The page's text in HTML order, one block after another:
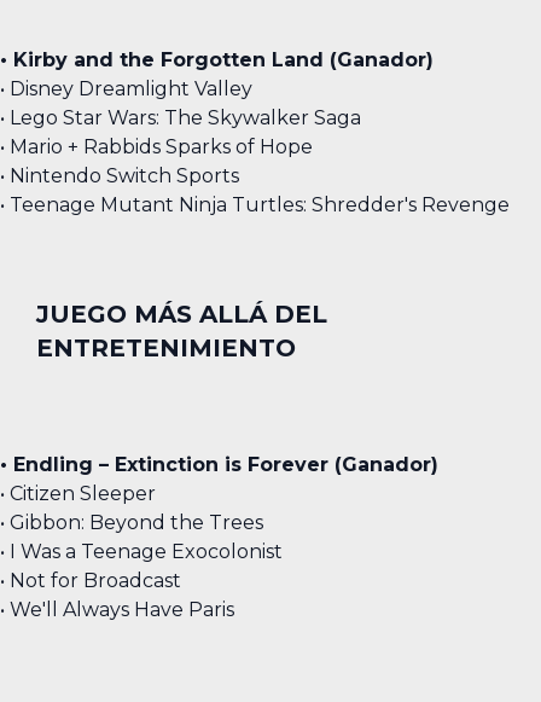
• Kirby and the Forgotten Land (Ganador)
• Disney Dreamlight Valley
• Lego Star Wars: The Skywalker Saga
• Mario + Rabbids Sparks of Hope
• Nintendo Switch Sports
• Teenage Mutant Ninja Turtles: Shredder's Revenge
JUEGO MÁS ALLÁ DEL
ENTRETENIMIENTO
• Endling – Extinction is Forever (Ganador)
• Citizen Sleeper
• Gibbon: Beyond the Trees
• I Was a Teenage Exocolonist
• Not for Broadcast
• We'll Always Have Paris